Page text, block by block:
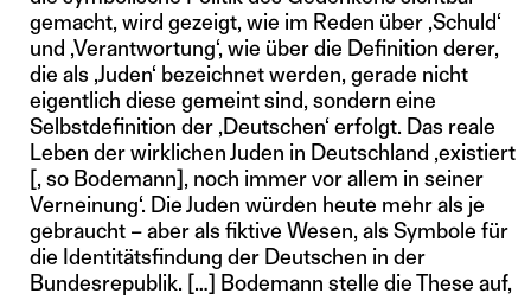
gemacht, wird gezeigt, wie im Reden über ‚Schuld‘
und ‚Verantwortung‘, wie über die Definition derer,
die als ‚Juden‘ bezeichnet werden, gerade nicht
eigentlich diese gemeint sind, sondern eine
Selbstdefinition der ‚Deutschen‘ erfolgt. Das reale
Leben der wirklichen Juden in Deutschland ‚existiert
[, so Bodemann], noch immer vor allem in seiner
Verneinung‘. Die Juden würden heute mehr als je
gebraucht – aber als fiktive Wesen, als Symbole für
die Identitätsfindung der Deutschen in der
Bundesrepublik. […] Bodemann stelle die These auf,